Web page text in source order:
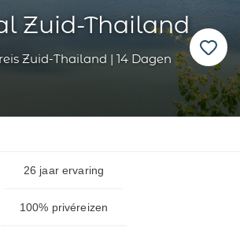
Zuid-Thailand
Zuid-Thailand | 14 Dagen
26 jaar ervaring
100% privéreizen